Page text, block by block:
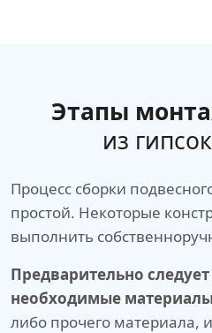
Этапы
из
Процесс сборки
простой. Некоторые
выполнить
Предварительно
необходимые
либо прочего материала,